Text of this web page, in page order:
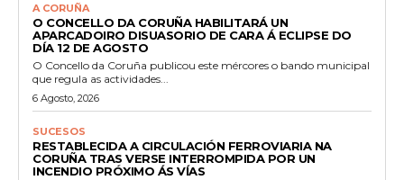
A CORUÑA
O CONCELLO DA CORUÑA HABILITARÁ UN
APARCADOIRO DISUASORIO DE CARA Á ECLIPSE DO
DÍA 12 DE AGOSTO
O Concello da Coruña publicou este mércores o bando municipal
que regula as actividades...
6 Agosto, 2026
SUCESOS
RESTABLECIDA A CIRCULACIÓN FERROVIARIA NA
CORUÑA TRAS VERSE INTERROMPIDA POR UN
INCENDIO PRÓXIMO ÁS VÍAS